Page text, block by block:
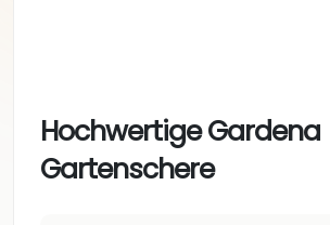
Hochwertige Gardena
Gartenschere